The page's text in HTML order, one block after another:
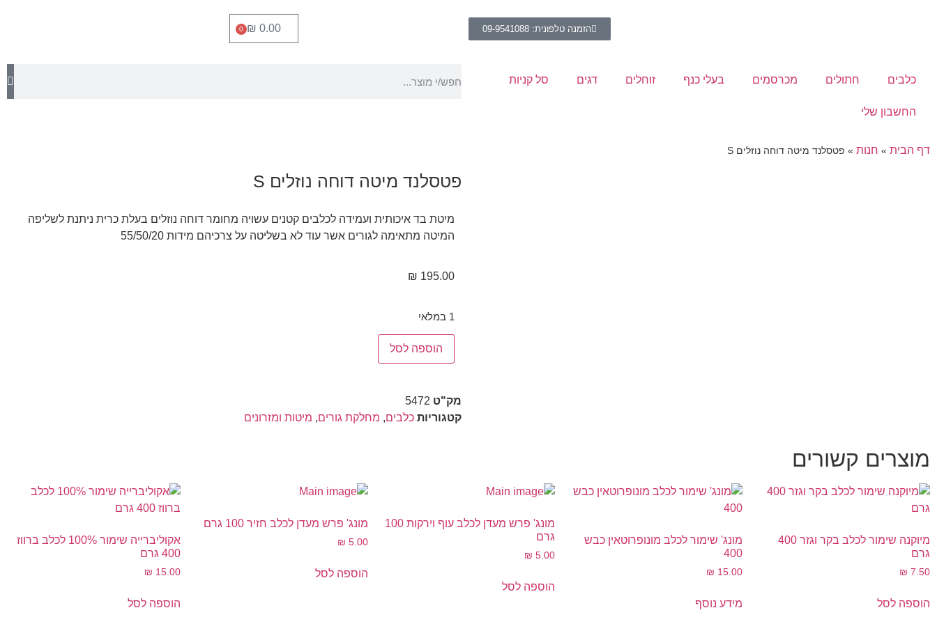
הזמנה טלפונית: 09-9541088 ₪ 0.00
0
כלבים חתולים מכרסמים בעלי כנף זוחלים דגים סל קניות
החשבון שלי
דף הבית » חנות » פטסלנד מיטה דוחה נוזלים S
פטסלנד מיטה דוחה נוזלים S
מיטת בד איכותית ועמידה לכלבים קטנים עשויה מחומר דוחה נוזלים בעלת כרית ניתנת לשליפה
המיטה מתאימה לגורים אשר עוד לא בשליטה על צרכיהם מידות 55/50/20
₪ 195.00
1 במלאי
הוספה לסל
מק"ט 5472
קטגוריות כלבים, מחלקת גורים, מיטות ומזרונים
מוצרים קשורים
מיוקנה שימור לכלב בקר וגזר 400
גרם
₪ 7.50
הוספה לסל
מונג' שימור לכלב מונופרוטאין כבש
400
₪ 15.00
מידע נוסף
מונג' פרש מעדן לכלב עוף וירקות 100
גרם
₪ 5.00
הוספה לסל
מונג' פרש מעדן לכלב חזיר 100 גרם
₪ 5.00
הוספה לסל
אקוליברייה שימור 100% לכלב ברווז
400 גרם
₪ 15.00
הוספה לסל